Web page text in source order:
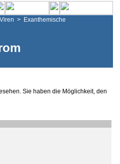
> Exanthemische
Sie haben die Möglichkeit, den